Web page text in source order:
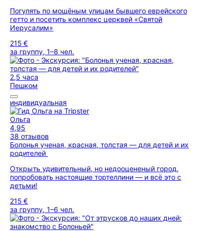
Погулять по мощёным улицам бывшего еврейского
гетто и посетить комплекс церквей «Святой
Иерусалим»
215 €
за группу, 1–8 чел.
2,5 часа
Пешком
индивидуальная
Ольга
4,95
38 отзывов
Болонья ученая, красная, толстая — для детей и их
родителей
Открыть удивительный, но недооцененый город,
попробовать настоящие тортеллини — и всё это с
детьми!
215 €
за группу, 1–6 чел.